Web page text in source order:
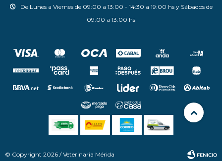
De Lunes a Viernes de 09:00 a 13:00 - 14:30 a 19:00 hs y Sábados de
09:00 a 13:00 hs
© Copyright 2026 / Veterinaria Mérida